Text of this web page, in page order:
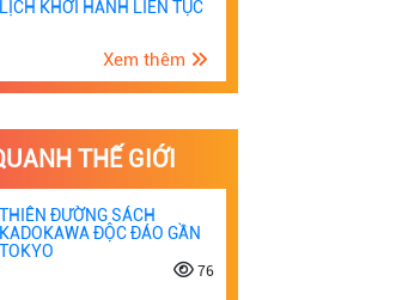
LỊCH KHỞI HÀNH LIÊN TỤC
Xem thêm
THẾ GIỚI
THIÊN ĐƯỜNG SÁCH
KADOKAWA ĐỘC ĐÁO GẦN
TOKYO
76